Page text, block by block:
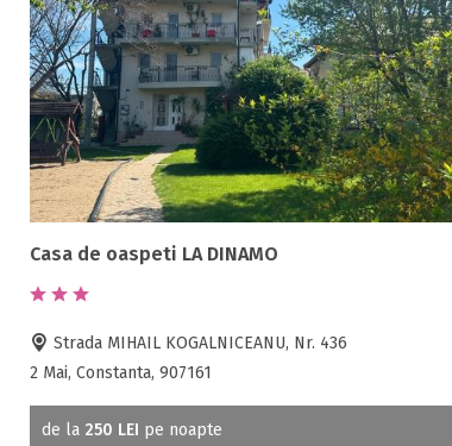
Casa de oaspeti LA DINAMO
Strada MIHAIL KOGALNICEANU, Nr. 436
2 Mai, Constanta, 907161
de la 250 LEI pe noapte